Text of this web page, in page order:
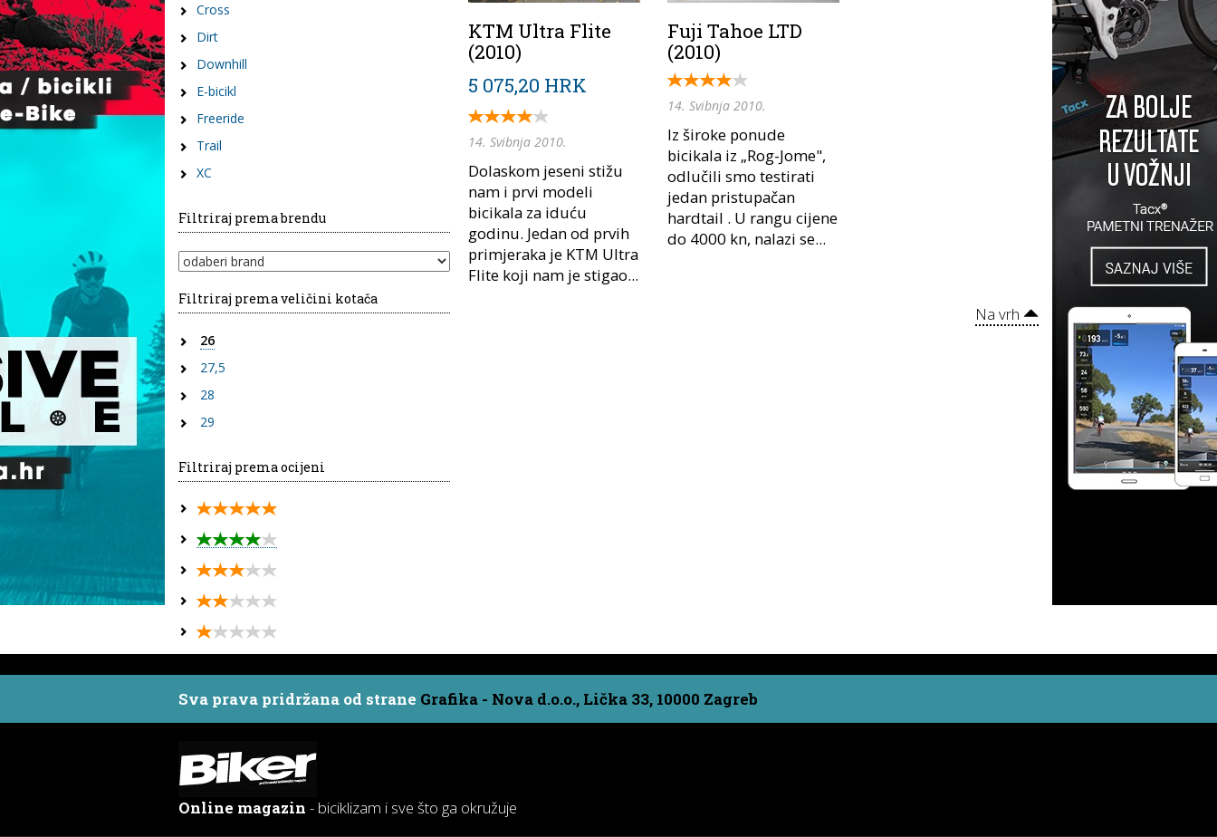
Cross
Dirt
Downhill
E-bicikl
Freeride
Trail
XC
Filtriraj prema brendu
Filtriraj prema veličini kotača
26
27,5
28
29
Filtriraj prema ocijeni
KTM Ultra Flite
(2010)
5 075,20 HRK
14. Svibnja 2010.
Dolaskom jeseni stižu
nam i prvi modeli
bicikala za iduću
godinu. Jedan od prvih
primjeraka je KTM Ultra
Flite koji nam je stigao...
Fuji Tahoe LTD
(2010)
14. Svibnja 2010.
Iz široke ponude
bicikala iz „Rog-Jome",
odlučili smo testirati
jedan pristupačan
hardtail . U rangu cijene
do 4000 kn, nalazi se...
Na vrh
Sva prava pridržana od strane Grafika - Nova d.o.o., Lička 33, 10000 Zagreb
Online magazin - biciklizam i sve što ga okružuje